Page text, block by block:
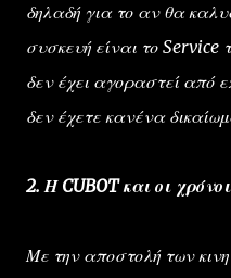
δηλαδή για το αν θα
συσκευή είναι το Service
δεν έχει αγοραστεί από
δεν έχετε κανένα
2. Η CUBOT και οι
Με την αποστολή των